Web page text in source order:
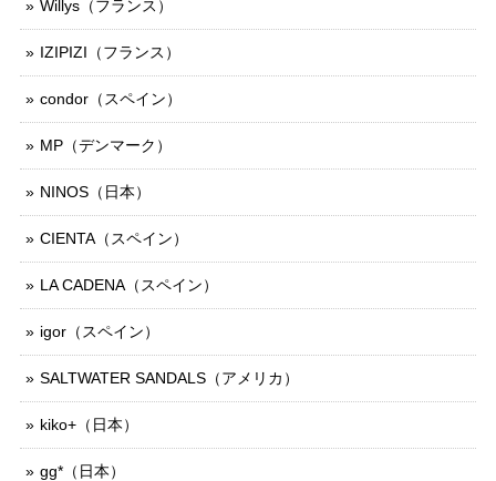
Willys（フランス）
IZIPIZI（フランス）
condor（スペイン）
MP（デンマーク）
NINOS（日本）
CIENTA（スペイン）
LA CADENA（スペイン）
igor（スペイン）
SALTWATER SANDALS（アメリカ）
kiko+（日本）
gg*（日本）